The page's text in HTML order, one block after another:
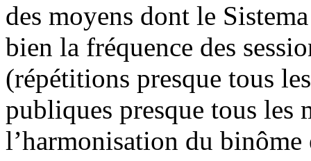
des moyens dont le
bien la fréquence des
(répétitions presque tous
publiques presque tous
l’harmonisation du